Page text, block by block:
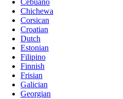
Chichewa
Corsican
Croatian
Dutch
Estonian
Filipino
Finnish
Frisian
Galician
Georgian